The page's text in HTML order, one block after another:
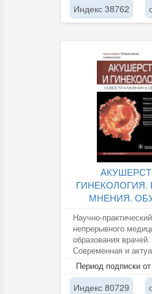
Индекс 38762
ГИНЕКОЛОГИЯ.
МНЕНИЯ.
Научно-
непрерывного
образования врачей.
Современная и
информация по
лечению...
Период подписки
Индекс 80729